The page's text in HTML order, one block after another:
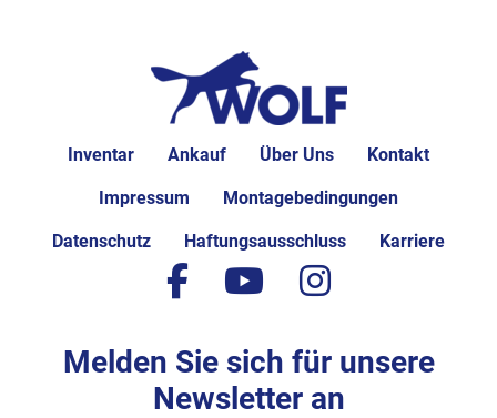
Inventar Ankauf Über Uns Kontakt
Impressum Montagebedingungen
Datenschutz Haftungsausschluss Karriere
facebook
youtubeinstagram
Melden Sie sich für unsere
Newsletter an